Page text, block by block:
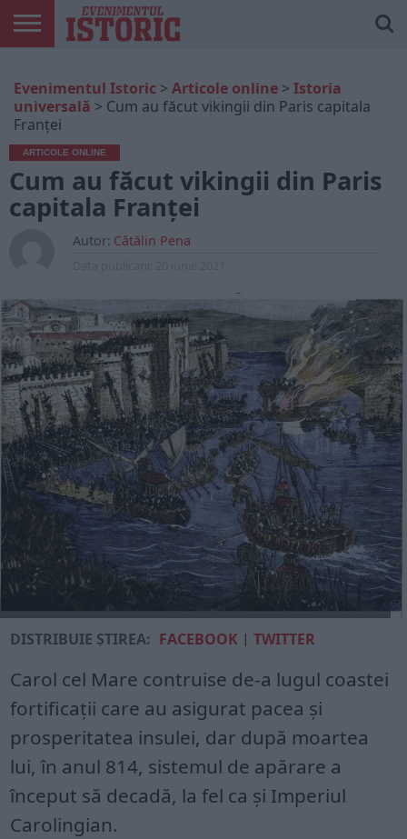
ONLINE
EDIȚII
TIPĂRITE
ISTORIC
PLAY
CONTUL
MEU
Evenimentul Istoric > Articole online > Istoria
universală > Cum au făcut vikingii din Paris capitala
Franței
ARTICOLE ONLINE
Cum au făcut vikingii din Paris
capitala Franței
Autor: Cătălin Pena
DISTRIBUIE ȘTIREA: FACEBOOK |TWITTER
Carol cel Mare contruise de-a lugul coastei
fortificații care au asigurat pacea şi
prosperitatea insulei, dar după moartea
lui, în anul 814, sistemul de apărare a
început să decadă, la fel ca şi Imperiul
Carolingian.